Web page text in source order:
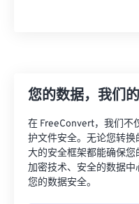
您的数据，我们
在 FreeConvert，我们不
护文件安全。无论您转
大的安全框架都能确保
加密技术、安全的数据
您的数据安全。